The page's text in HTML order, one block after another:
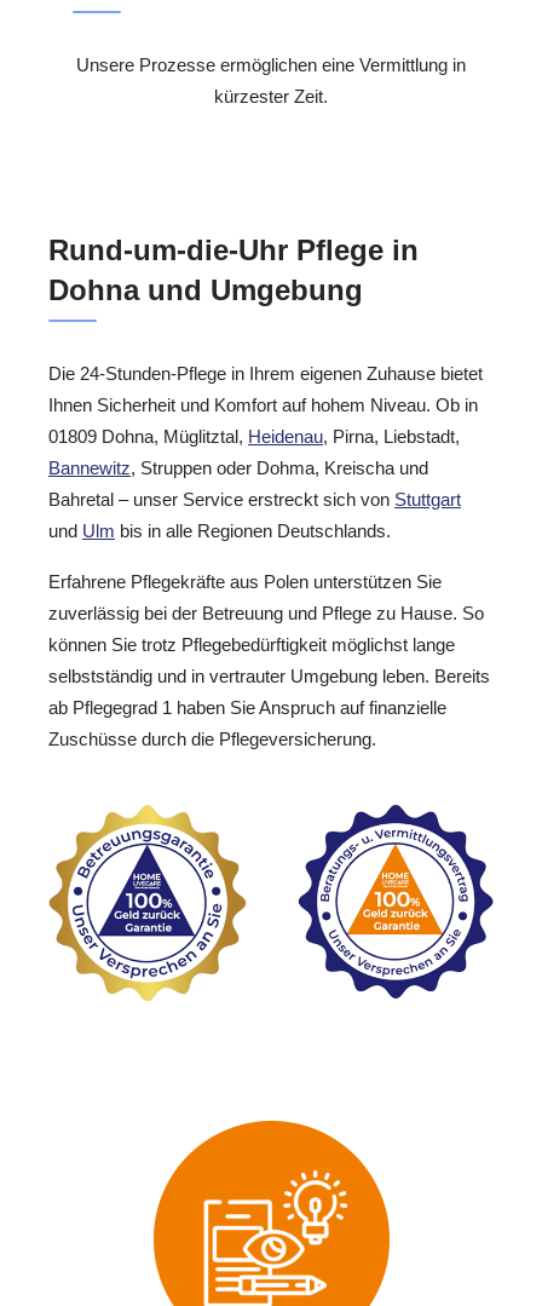
Unsere Prozesse ermöglichen eine Vermittlung in
kürzester Zeit.
Rund-um-die-Uhr Pflege in
Dohna und Umgebung
Die 24-Stunden-Pflege in Ihrem eigenen Zuhause bietet
Ihnen Sicherheit und Komfort auf hohem Niveau. Ob in
01809 Dohna, Müglitztal, Heidenau, Pirna, Liebstadt,
Bannewitz, Struppen oder Dohma, Kreischa und
Bahretal – unser Service erstreckt sich von Stuttgart
und Ulm bis in alle Regionen Deutschlands.
Erfahrene Pflegekräfte aus Polen unterstützen Sie
zuverlässig bei der Betreuung und Pflege zu Hause. So
können Sie trotz Pflegebedürftigkeit möglichst lange
selbstständig und in vertrauter Umgebung leben. Bereits
ab Pflegegrad 1 haben Sie Anspruch auf finanzielle
Zuschüsse durch die Pflegeversicherung.